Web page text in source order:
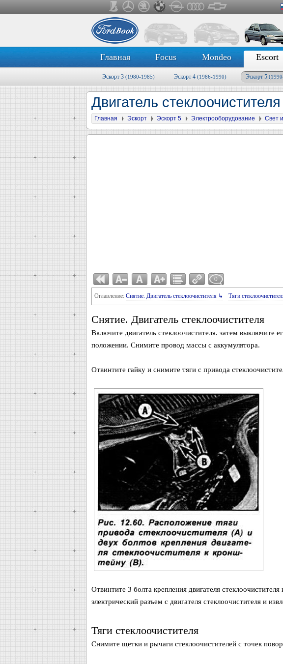
Главная Focus Mondeo Escort
Эскорт 3 (1980-1985) Эскорт 4 (1986-1990) Эскорт 5
Двигатель стеклоочистителя
Главная Эскорт Эскорт 5 Электрооборудование Свет
0
Оглавление: Снятие. Двигатель стеклоочистителя ↳ Тяги
Снятие. Двигатель стеклоочистителя
Включите двигатель стеклоочистителя. затем выключите
положении. Снимите провод массы с аккумулятора.
Отвинтите гайку и снимите тяги с привода
Отвинтите 3 болта крепления двигателя
электрический разъем с двигателя стеклоочистителя и
Тяги стеклоочистителя
Снимите щетки и рычаги стеклоочистителей с точек